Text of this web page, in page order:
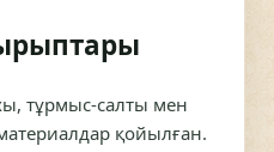
тұрмыс-салты мен
қойылған.